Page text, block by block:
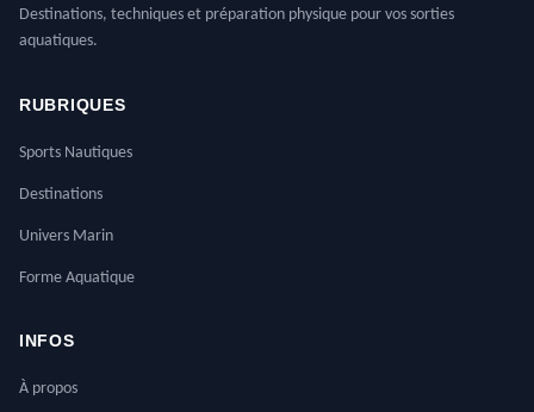
Destinations, techniques et préparation physique pour vos sorties
aquatiques.
RUBRIQUES
Sports Nautiques
Destinations
Univers Marin
Forme Aquatique
INFOS
À propos